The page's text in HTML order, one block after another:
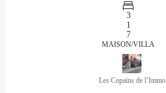
3
1
7
MAISON/VILLA
Les Copains de l’Immo